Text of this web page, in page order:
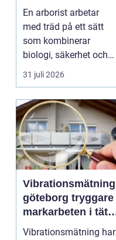
och friska träd
En arborist arbetar
med träd på ett sätt
som kombinerar
biologi, säkerhet och
hantverk. I en stad so...
31 juli 2026
Vibrationsmätning
göteborg tryggare
markarbeten i tät
stadsmiljö
Vibrationsmätning har